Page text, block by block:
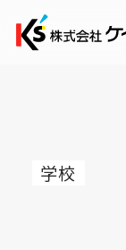
学校